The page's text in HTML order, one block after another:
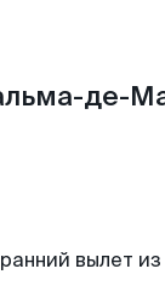
де-
вылет из